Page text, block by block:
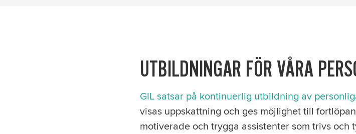
UTBILDNINGAR FÖR VÅRA
GIL satsar på kontinuerlig utbildning av
visas uppskattning och ges möjlighet till
motiverade och trygga assistenter som trivs och